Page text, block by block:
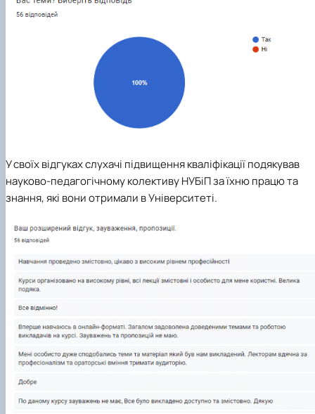
У своїх відгуках слухачі підвищення кваліфікації подякував
науково-педагогічному колективу НУБіП за їхню працю та
знання, які вони отримали в Університеті.